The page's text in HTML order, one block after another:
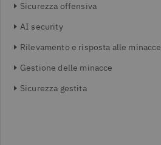
Sicurezza offensiva
AI security
Rilevamento e risposta alle minacce
Gestione delle minacce
Sicurezza gestita